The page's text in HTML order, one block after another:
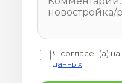
Я согласен(а) на
данных